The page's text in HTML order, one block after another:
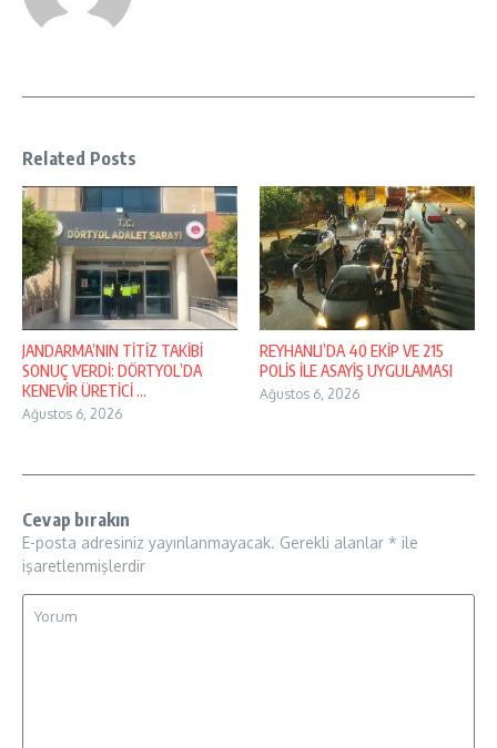
Related Posts
JANDARMA’NIN TİTİZ TAKİBİ
SONUÇ VERDİ: DÖRTYOL’DA
KENEVİR ÜRETİCİ ...
Ağustos 6, 2026
REYHANLI’DA 40 EKİP VE 215
POLİS İLE ASAYİŞ UYGULAMASI
Ağustos 6, 2026
Cevap bırakın
E-posta adresiniz yayınlanmayacak. Gerekli alanlar * ile
işaretlenmişlerdir